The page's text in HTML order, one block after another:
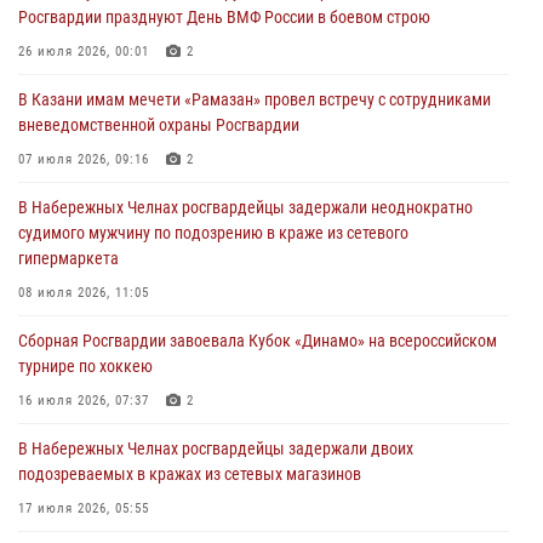
24 июля 2026, 15:05
В казанском полку Росгвардии состоялся концерт певицы Кристины
В Нижнекамске сотрудники Росгвардии задержали подозреваемого
23 июля 2026, 06:47
В Казани Росгвардия приняла участие в обеспечении безопасности
крестного хода и освящения храма
Росгвардии празднуют День ВМФ России в боевом строю
26 июля 2026, 00:01 2
В Казани имам мечети «Рамазан» провел встречу с сотрудниками
вневедомственной охраны Росгвардии
07 июля 2026, 09:16 2
В Набережных Челнах росгвардейцы задержали неоднократно
судимого мужчину по подозрению в краже из сетевого
гипермаркета
08 июля 2026, 11:05
Сборная Росгвардии завоевала Кубок «Динамо» на всероссийском
турнире по хоккею
16 июля 2026, 07:37 2
В Набережных Челнах росгвардейцы задержали двоих
подозреваемых в кражах из сетевых магазинов
17 июля 2026, 05:55